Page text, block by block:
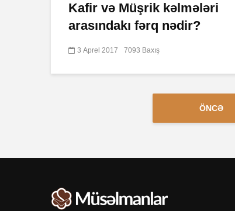
Kafir və Müşrik kəlmələri
arasındakı fərq nədir?
3 Aprel 2017 7093 Baxış
ÖNCƏ